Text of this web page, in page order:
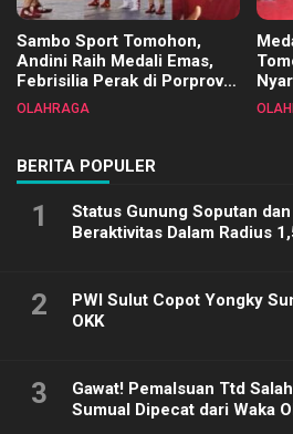
Sambo Sport Tomohon,
Andini Raih Medali Emas,
Febrisilia Perak di Porprov
Sulut 2025
OLAHRAGA
BERITA POPULER
1
Status Gunung Soputan
Beraktivitas Dalam Radius
2
PWI Sulut Copot Yongky
OKK
3
Gawat! Pemalsuan Ttd
Sumual Dipecat dari Waka